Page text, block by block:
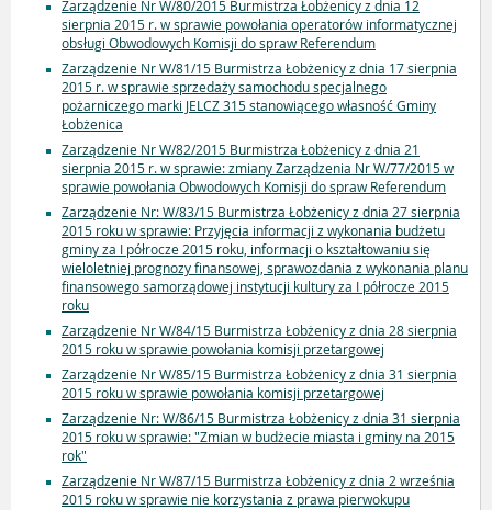
Zarządzenie Nr W/80/2015 Burmistrza Łobżenicy z dnia 12
sierpnia 2015 r. w sprawie powołania operatorów informatycznej
obsługi Obwodowych Komisji do spraw Referendum
Zarządzenie Nr W/81/15 Burmistrza Łobżenicy z dnia 17 sierpnia
2015 r. w sprawie sprzedaży samochodu specjalnego
pożarniczego marki JELCZ 315 stanowiącego własność Gminy
Łobżenica
Zarządzenie Nr W/82/2015 Burmistrza Łobżenicy z dnia 21
sierpnia 2015 r. w sprawie: zmiany Zarządzenia Nr W/77/2015 w
sprawie powołania Obwodowych Komisji do spraw Referendum
Zarządzenie Nr: W/83/15 Burmistrza Łobżenicy z dnia 27 sierpnia
2015 roku w sprawie: Przyjęcia informacji z wykonania budżetu
gminy za I półrocze 2015 roku, informacji o kształtowaniu się
wieloletniej prognozy finansowej, sprawozdania z wykonania planu
finansowego samorządowej instytucji kultury za I półrocze 2015
roku
Zarządzenie Nr W/84/15 Burmistrza Łobżenicy z dnia 28 sierpnia
2015 roku w sprawie powołania komisji przetargowej
Zarządzenie Nr W/85/15 Burmistrza Łobżenicy z dnia 31 sierpnia
2015 roku w sprawie powołania komisji przetargowej
Zarządzenie Nr: W/86/15 Burmistrza Łobżenicy z dnia 31 sierpnia
2015 roku w sprawie: "Zmian w budżecie miasta i gminy na 2015
rok"
Zarządzenie Nr W/87/15 Burmistrza Łobżenicy z dnia 2 września
2015 roku w sprawie nie korzystania z prawa pierwokupu